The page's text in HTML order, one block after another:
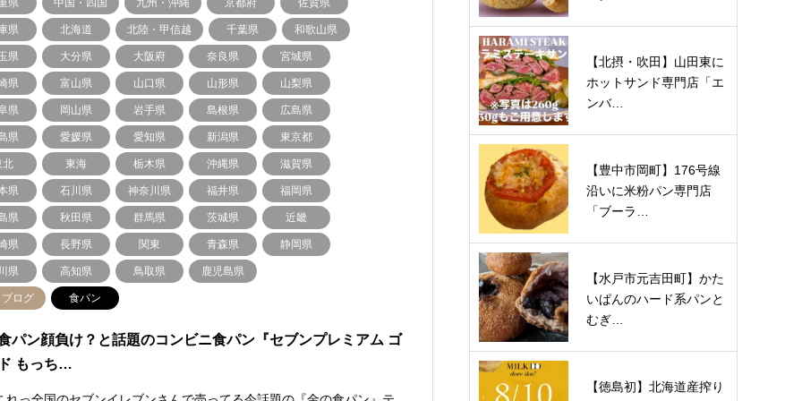
県 中国・四国 九州・沖縄 京都府 佐賀県
県 北海道 北陸・甲信越 千葉県 和歌山県
県 大分県 大阪府 奈良県 宮城県
県 富山県 山口県 山形県 山梨県
県 岡山県 岩手県 島根県 広島県
県 愛媛県 愛知県 新潟県 東京都
北 東海 栃木県 沖縄県 滋賀県
県 石川県 神奈川県 福井県 福岡県
県 秋田県 群馬県 茨城県 近畿
県 長野県 関東 青森県 静岡県
県 高知県 鳥取県 鹿児島県
ログ 食パン
パン顔負け？と話題のコンビニ食パン『セブンプレミアム ゴ
もっち…
【北摂・吹田】山田東に
ホットサンド専門店「エ
ンバ…
【豊中市岡町】176号線
沿いに米粉パン専門店
「ブーラ…
【水戸市元吉田町】かた
いぱんのハード系パンと
むぎ…
【徳島初】北海道産搾り